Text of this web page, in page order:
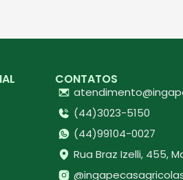
CONTATOS
(44)3023-5150
(44)99104-0027
Rua Braz Izelli, 455,